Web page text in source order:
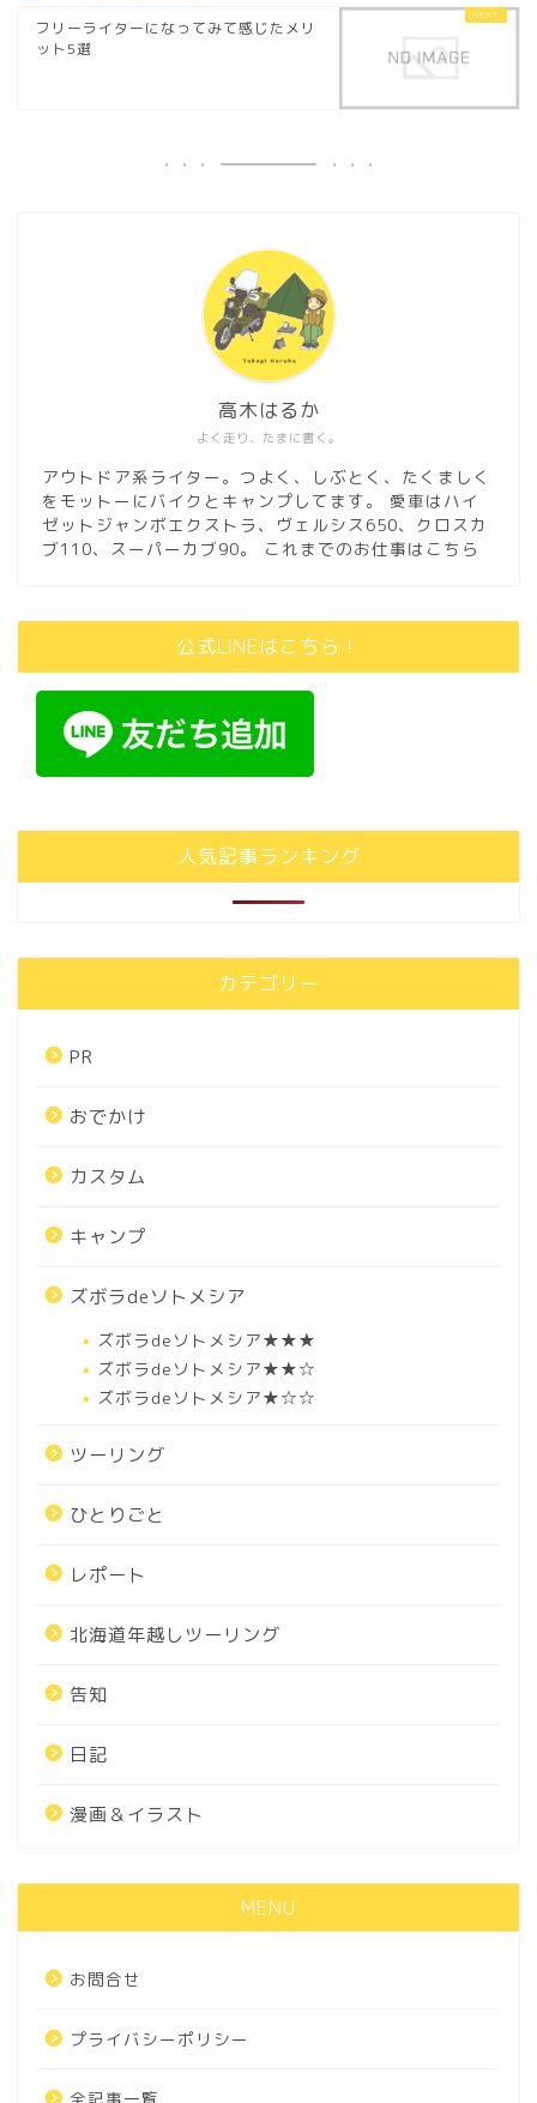
フリーライターになってみて感じたメリ
ット5選
よく走り、たまに書く。
高木はるか
アウトドア系ライター。つよく、しぶとく、たくましく
をモットーにバイクとキャンプしてます。 愛車はハイ
ゼットジャンボエクストラ、ヴェルシス650、クロスカ
ブ110、スーパーカブ90。
これまでのお仕事はこちら
公式LINEはこちら！
人気記事ランキング
カテゴリー
PR
おでかけ
カスタム
キャンプ
ズボラdeソトメシア
ズボラdeソトメシア★★★
ズボラdeソトメシア★★☆
ズボラdeソトメシア★☆☆
ツーリング
ひとりごと
レポート
北海道年越しツーリング
告知
日記
漫画＆イラスト
MENU
お問合せ
プライバシーポリシー